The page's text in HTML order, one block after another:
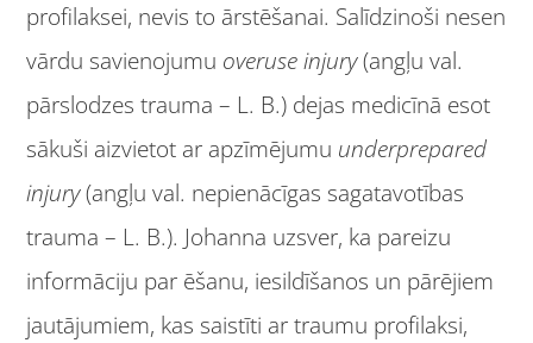
profilaksei, nevis to ārstēšanai. Salīdzinoši nesen
vārdu savienojumu overuse injury(angļu val.
pārslodzes trauma – L. B.) dejas medicīnā esot
sākuši aizvietot ar apzīmējumu underprepared
injury(angļu val. nepienācīgas sagatavotības
trauma – L. B.). Johanna uzsver, ka pareizu
informāciju par ēšanu, iesildīšanos un pārējiem
jautājumiem, kas saistīti ar traumu profilaksi,